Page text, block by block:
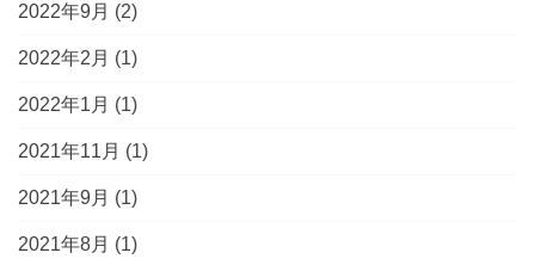
2022年9月 (2)
2022年2月 (1)
2022年1月 (1)
2021年11月 (1)
2021年9月 (1)
2021年8月 (1)